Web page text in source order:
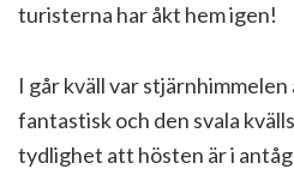
turisterna har åkt hem igen!
I går kväll var
fantastisk och den svala
tydlighet att hösten är i